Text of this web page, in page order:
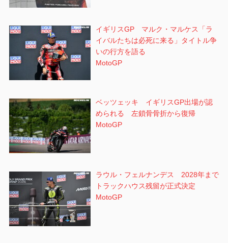
イギリスGP マルク・マルケス「ラ
イバルたちは必死に来る」タイトル争
いの行方を語る
MotoGP
ベッツェッキ イギリスGP出場が認
められる 左鎖骨骨折から復帰
MotoGP
ラウル・フェルナンデス 2028年まで
トラックハウス残留が正式決定
MotoGP